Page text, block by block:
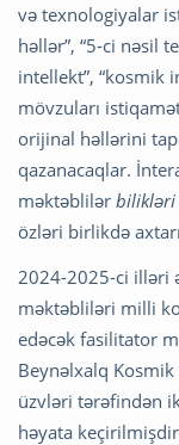
və texnologiyalar
həllər”, “5-ci nəsil
intellekt”, “kosmik
mövzuları
orijinal həllərini
qazanacaqlar.
məktəblilər bilikləri
özləri birlikdə
2024-2025-ci illəri
məktəbliləri milli
edəcək fasilitator
Beynəlxalq
üzvləri tərəfindən
həyata